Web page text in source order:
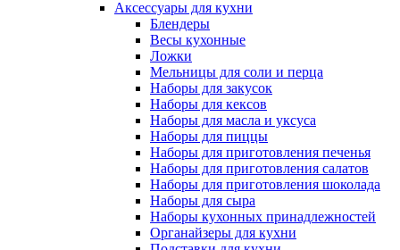
Аксессуары для кухни
Блендеры
Весы кухонные
Ложки
Мельницы для соли и перца
Наборы для закусок
Наборы для кексов
Наборы для масла и уксуса
Наборы для пиццы
Наборы для приготовления печенья
Наборы для приготовления салатов
Наборы для приготовления шоколада
Наборы для сыра
Наборы кухонных принадлежностей
Органайзеры для кухни